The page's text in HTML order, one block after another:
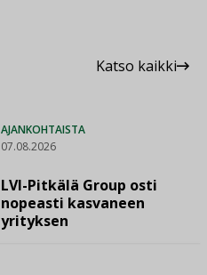
Katso kaikki
AJANKOHTAISTA
07.08.2026
LVI-Pitkälä Group osti
nopeasti kasvaneen
yrityksen